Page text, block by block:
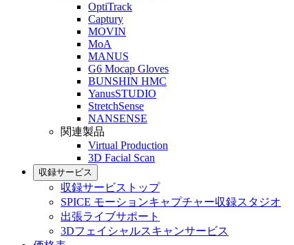
OptiTrack
Captury
MOVIN
MoA
MANUS
G6 Mocap Gloves
BUNSHIN HMC
YanusSTUDIO
StretchSense
NANSENSE
関連製品
Virtual Production
3D Facial Scan
収録サービス
収録サービストップ
SPICE モーションキャプチャー収録スタジオ
出張ライブサポート
3Dフェイシャルスキャンサービス